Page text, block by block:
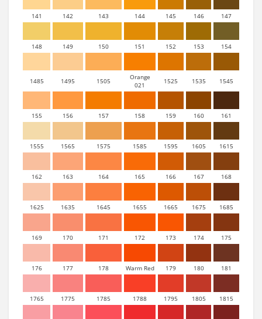
141 142 143 144 145 146 147
148 149 150 151 152 153 154
1485 1495 1505
Orange
021
1525 1535 1545
155 156 157 158 159 160 161
1555 1565 1575 1585 1595 1605 1615
162 163 164 165 166 167 168
1625 1635 1645 1655 1665 1675 1685
169 170 171 172 173 174 175
176 177 178 Warm Red 179 180 181
1765 1775 1785 1788 1795 1805 1815